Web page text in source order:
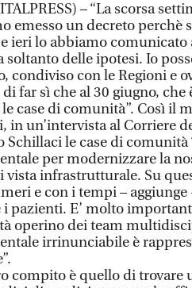
– “La scorsa
emesso un decreto
ieri lo abbiamo comunicato
soltanto delle ipotesi. Io
condiviso con le Regioni e
far sì che al 30 giugno,
case di comunità”. Così il
in un’intervista al Corriere
Schillaci le case di
per modernizzare la
vista infrastrutturale. Su
e con i tempi –
i pazienti. E’ molto
operino dei team
irrinunciabile è
compito è quello di trovare